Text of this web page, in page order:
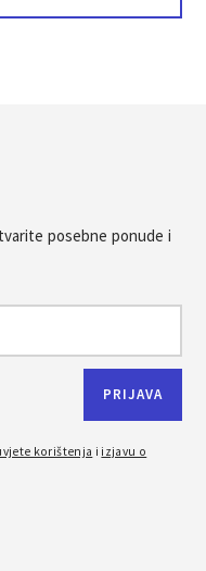
posebne ponude i
korištenja i izjavu o